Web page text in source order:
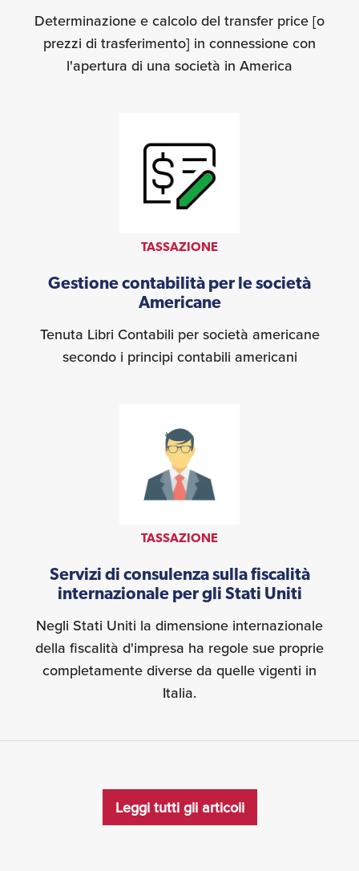
Determinazione e calcolo del transfer price [o
prezzi di trasferimento] in connessione con
l'apertura di una società in America
TASSAZIONE
Gestione contabilità per le società
Americane
Tenuta Libri Contabili per società americane
secondo i principi contabili americani
TASSAZIONE
Servizi di consulenza sulla fiscalità
internazionale per gli Stati Uniti
Negli Stati Uniti la dimensione internazionale
della fiscalità d'impresa ha regole sue proprie
completamente diverse da quelle vigenti in
Italia.
Leggi tutti gli articoli